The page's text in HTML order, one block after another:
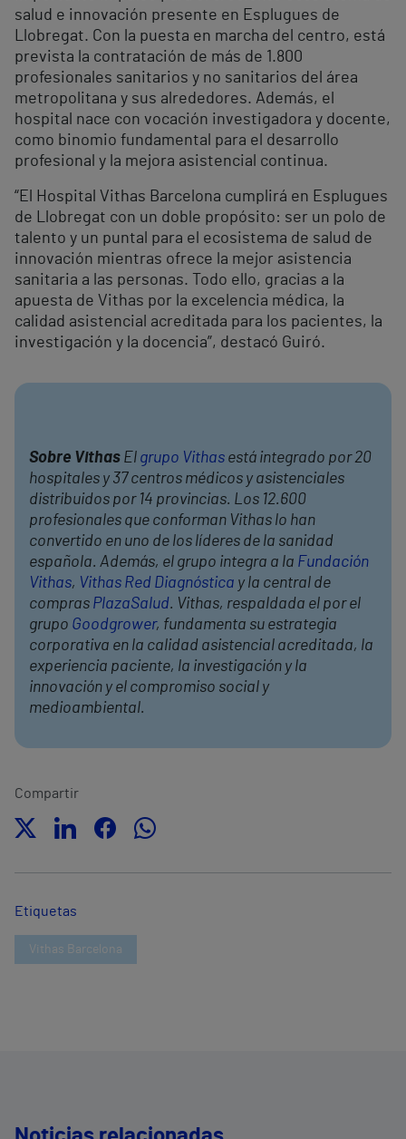
salud e innovación presente en Esplugues de
Llobregat. Con la puesta en marcha del centro, está
prevista la contratación de más de 1.800
profesionales sanitarios y no sanitarios del área
metropolitana y sus alrededores. Además, el
hospital nace con vocación investigadora y docente,
como binomio fundamental para el desarrollo
profesional y la mejora asistencial continua.
“El Hospital Vithas Barcelona cumplirá en Esplugues
de Llobregat con un doble propósito: ser un polo de
talento y un puntal para el ecosistema de salud de
innovación mientras ofrece la mejor asistencia
sanitaria a las personas. Todo ello, gracias a la
apuesta de Vithas por la excelencia médica, la
calidad asistencial acreditada para los pacientes, la
investigación y la docencia”, destacó Guiró.
Sobre Vithas El grupo Vithas está integrado por 20
hospitales y 37 centros médicos y asistenciales
distribuidos por 14 provincias. Los 12.600
profesionales que conforman Vithas lo han
convertido en uno de los líderes de la sanidad
española. Además, el grupo integra a la Fundación
Vithas, Vithas Red Diagnóstica y la central de
compras PlazaSalud. Vithas, respaldada el por el
grupo Goodgrower, fundamenta su estrategia
corporativa en la calidad asistencial acreditada, la
experiencia paciente, la investigación y la
innovación y el compromiso social y
medioambiental.
Compartir
Etiquetas
Vithas Barcelona